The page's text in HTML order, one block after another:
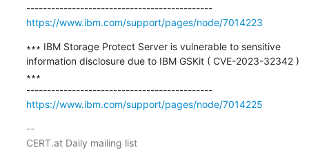
---------------------------------------------
https://www.ibm.com/support/pages/node/7014223
∗∗∗ IBM Storage Protect Server is vulnerable to sensitive
information disclosure due to IBM GSKit ( CVE-2023-32342 )
∗∗∗
---------------------------------------------
https://www.ibm.com/support/pages/node/7014225
--
CERT.at Daily mailing list